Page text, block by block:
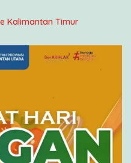
Kalimantan Timur